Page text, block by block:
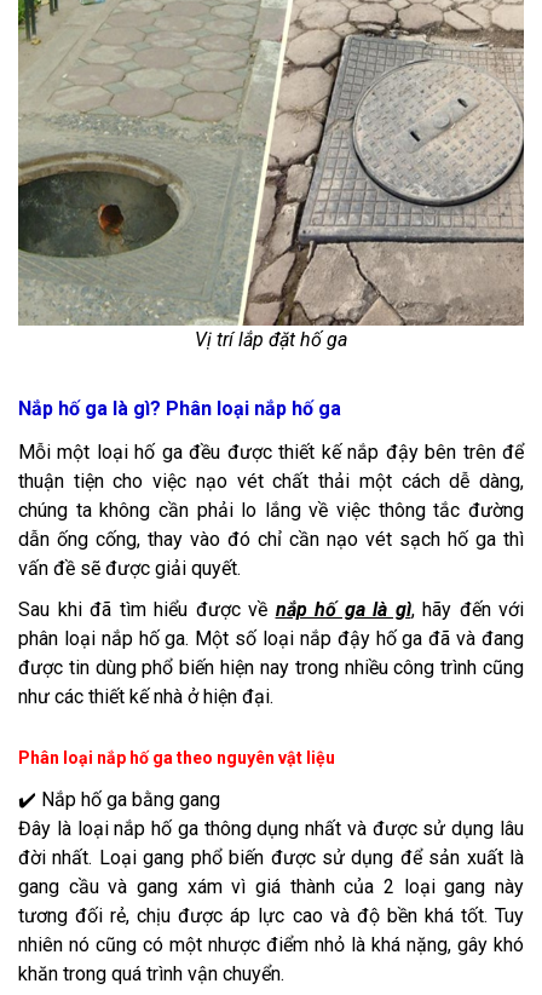
Vị trí lắp đặt hố ga
Nắp hố ga là gì? Phân loại nắp hố ga
Mỗi một loại hố ga đều được thiết kế nắp đậy bên trên để
thuận tiện cho việc nạo vét chất thải một cách dễ dàng,
chúng ta không cần phải lo lắng về việc thông tắc đường
dẫn ống cống, thay vào đó chỉ cần nạo vét sạch hố ga thì
vấn đề sẽ được giải quyết.
Sau khi đã tìm hiểu được về nắp hố ga là gì, hãy đến với
phân loại nắp hố ga. Một số loại nắp đậy hố ga đã và đang
được tin dùng phổ biến hiện nay trong nhiều công trình cũng
như các thiết kế nhà ở hiện đại.
Phân loại nắp hố ga theo nguyên vật liệu
✔️ Nắp hố ga bằng gang
Đây là loại nắp hố ga thông dụng nhất và được sử dụng lâu
đời nhất. Loại gang phổ biến được sử dụng để sản xuất là
gang cầu và gang xám vì giá thành của 2 loại gang này
tương đối rẻ, chịu được áp lực cao và độ bền khá tốt. Tuy
nhiên nó cũng có một nhược điểm nhỏ là khá nặng, gây khó
khăn trong quá trình vận chuyển.